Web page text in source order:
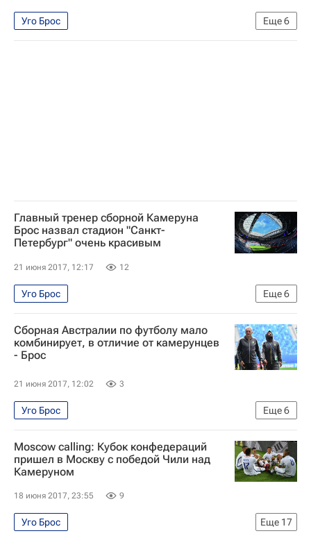
Еще6
Уго Брос
Кубок конфедераций по футболу 2017
Футбол
Главный тренер сборной Камеруна
Брос назвал стадион "Санкт-
Петербург" очень красивым
21 июня 2017, 12:17 12
Еще6
Уго Брос
Кубок конфедераций по футболу 2017
Футбол
Спорт
Кубок конфедераций 2017
Австралия
Сборная Австралии по футболу мало
комбинирует, в отличие от камерунцев
- Брос
21 июня 2017, 12:02 3
Еще6
Уго Брос
Кубок конфедераций по футболу 2017
Футбол
Спорт
Кубок конфедераций 2017
Австралия
Moscow calling: Кубок конфедераций
пришел в Москву с победой Чили над
Камеруном
18 июня 2017, 23:55 9
Еще 17
Уго Брос